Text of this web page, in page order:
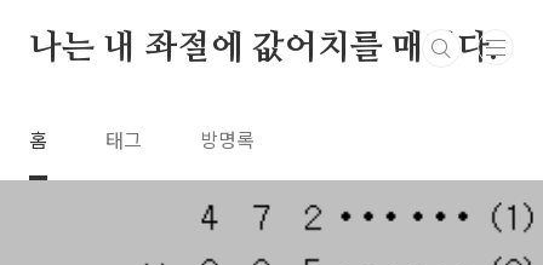
나는 내 좌절에 값어치를 매긴다.
홈 태그 방명록